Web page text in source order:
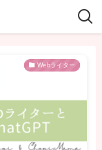
Webライター